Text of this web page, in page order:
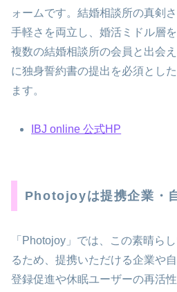
ォームです。結婚相談所の真剣
手軽さを両立し、婚活ミドル層
複数の結婚相談所の会員と出会
に独身誓約書の提出を必須とし
ます。
IBJ online 公式HP
Photojoyは提携企業・
「Photojoy」では、この素晴ら
るため、提携いただける企業や
登録促進や休眠ユーザーの再活